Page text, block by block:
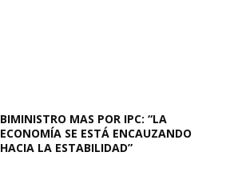
BIMINISTRO MAS POR IPC: “LA
ECONOMÍA SE ESTÁ ENCAUZANDO
HACIA LA ESTABILIDAD”